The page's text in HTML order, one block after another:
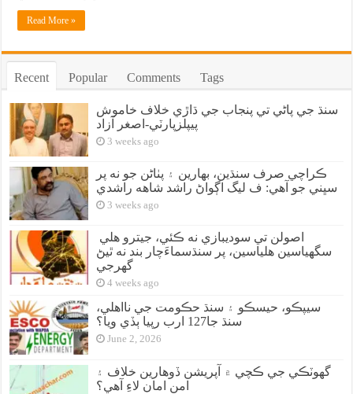
Read More »
Recent Popular Comments Tags
سنڌ جي پاڻي تي پنجاب جي ڌاڙي خلاف خاموش
پيپلزپارٽي-اصغر آزاد
3 weeks ago
ڪراچي صرف سنڌين، بهارين ۽ پٺاڻن جو نه پر
سڀني جو آهي: ف ليگ اڳواڻ راشد شاهه راشدي
3 weeks ago
سگهياسين هلياسين، پر سنڌسماءَچار بند نه ٿيڻ
گهرجي
4 weeks ago
سيپڪو، حيسڪو ۽ سنڌ حڪومت جي نااهلي،
سنڌ جا127 ارب رپيا ٻڏي ويا؟
June 2, 2026
گهوٽڪي جي ڪچي ۾ آپريشن ڏوهارين خلاف ۽
امن امان لاءِ آهي؟